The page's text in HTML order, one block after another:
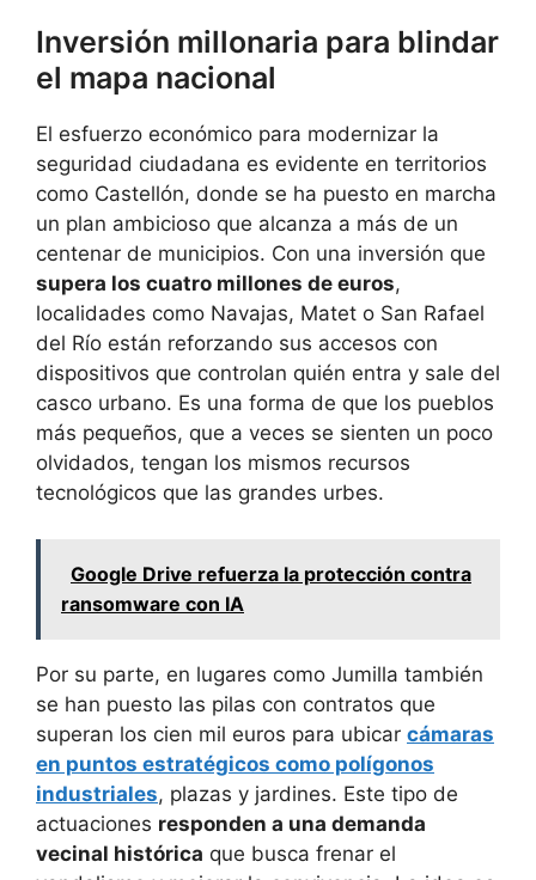
Inversión millonaria para blindar
el mapa nacional
El esfuerzo económico para modernizar la
seguridad ciudadana es evidente en territorios
como Castellón, donde se ha puesto en marcha
un plan ambicioso que alcanza a más de un
centenar de municipios. Con una inversión que
supera los cuatro millones de euros,
localidades como Navajas, Matet o San Rafael
del Río están reforzando sus accesos con
dispositivos que controlan quién entra y sale del
casco urbano. Es una forma de que los pueblos
más pequeños, que a veces se sienten un poco
olvidados, tengan los mismos recursos
tecnológicos que las grandes urbes.
Google Drive refuerza la protección contra
ransomware con IA
Por su parte, en lugares como Jumilla también
se han puesto las pilas con contratos que
superan los cien mil euros para ubicar cámaras
en puntos estratégicos como polígonos
industriales, plazas y jardines. Este tipo de
actuaciones responden a una demanda
vecinal histórica que busca frenar el